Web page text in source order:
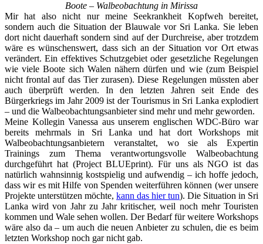
Boote – Walbeobachtung in Mirissa
Mir hat also nicht nur meine Seekrankheit Kopfweh bereitet,
sondern auch die Situation der Blauwale vor Sri Lanka. Sie leben
dort nicht dauerhaft sondern sind auf der Durchreise, aber trotzdem
wäre es wünschenswert, dass sich an der Situation vor Ort etwas
verändert. Ein effektives Schutzgebiet oder gesetzliche Regelungen
wie viele Boote sich Walen nähern dürfen und wie (zum Beispiel
nicht frontal auf das Tier zurasen). Diese Regelungen müssten aber
auch überprüft werden. In den letzten Jahren seit Ende des
Bürgerkriegs im Jahr 2009 ist der Tourismus in Sri Lanka explodiert
– und die Walbeobachtungsanbieter sind mehr und mehr geworden.
Meine Kollegin Vanessa aus unserem englischen WDC-Büro war
bereits mehrmals in Sri Lanka und hat dort Workshops mit
Walbeobachtungsanbietern veranstaltet, wo sie als Expertin
Trainings zum Thema verantwortungsvolle Walbeobachtung
durchgeführt hat (Project BLUEprint). Für uns als NGO ist das
natürlich wahnsinnig kostspielig und aufwendig – ich hoffe jedoch,
dass wir es mit Hilfe von Spenden weiterführen können (wer unsere
Projekte unterstützen möchte, kann das hier tun). Die Situation in Sri
Lanka wird von Jahr zu Jahr kritischer, weil noch mehr Touristen
kommen und Wale sehen wollen. Der Bedarf für weitere Workshops
wäre also da – um auch die neuen Anbieter zu schulen, die es beim
letzten Workshop noch gar nicht gab.